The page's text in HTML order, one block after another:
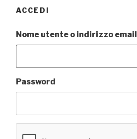
ACCEDI
Nome utente o indirizzo email
Password